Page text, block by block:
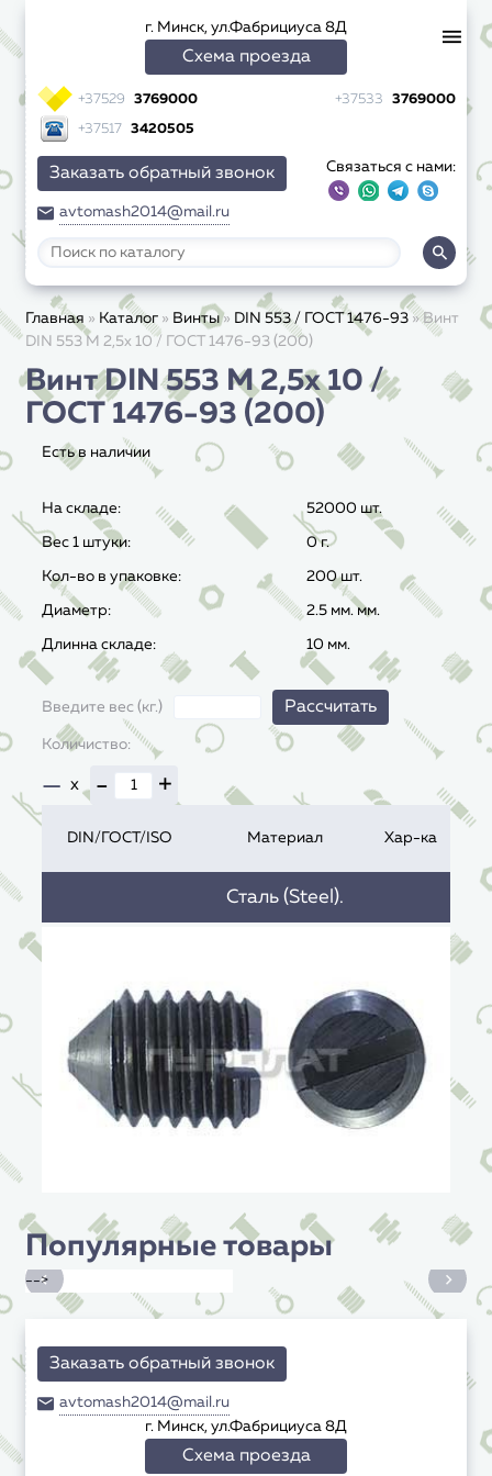
+37529 3769000 +37533 3769000
+37517 3420505
Заказать обратный звонок
avtomash2014@mail.ru
Связаться с нами:
г. Минск, ул.Фабрициуса 8Д
Схема проезда
Главная » Каталог » Винты» DIN 553 / ГОСТ 1476-93 »Винт
DIN 553 M 2,5x 10 / ГОСТ 1476-93 (200)
Винт DIN 553 M 2,5x 10 /
ГОСТ 1476-93 (200)
Есть в наличии
На складе: 52000 шт.
Вес 1 штуки: 0г.
Кол-во в упаковке: 200 шт.
Диаметр: 2.5 мм. мм.
Длинна складе: 10 мм.
Введите вес (кг.) Рассчитать
Количиство:
— x - +
DIN/ГОСТ/ISO Материал Хар-ка
Сталь (Steel).
Популярные товары
-->
Заказать обратный звонок
avtomash2014@mail.ru
г. Минск, ул.Фабрициуса 8Д
Схема проезда